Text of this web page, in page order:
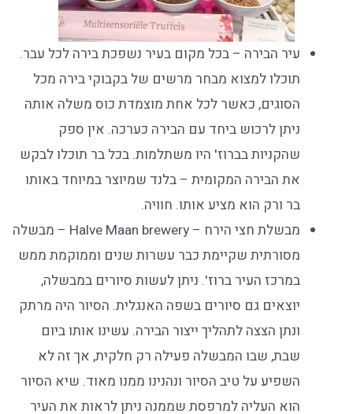
עיר הבירה – בכל מקום בעיר נשפכת בירה לכל עבר.
תוכלו למצוא מבחר מרשים של בקבוקי בירה מכל
הסוגים, כאשר לכל אחת מוצמדת כוס משלה אותה
ניתן לרכוש ביחד עם הבירה כערכה. אין ספק
שהקניות בברוז' היו משתלמות. בכל בר תוכלו לבקש
את הבירה המקומית – בלנד שמיוצר במיוחד באותו
בר ורק הוא מציע אותו. חוויה.
מבשלת חצי הירח – Halve Maan brewery – מבשלה
מסורתית שקיימת כבר עשרות שנים וממוקמת ממש
במרכז העיר ברוז'. ניתן לעשות סיורים במבשלה,
יוצאים גם סיורים בשפה האנגלית. הסיור היה מרתק
ונתן הצצה לתהליך ייצור הבירה. עשינו אותו ביום
שבת, שבו המבשלה פעילה רק חלקית, אך זה לא
השפיע על טיב הסיור ונהנינו ממנו מאוד. שיא הסיור
הוא העליה למרפסת שממנה ניתן לראות את העיר